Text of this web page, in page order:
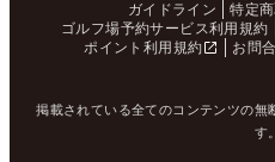
ガイドライン
特定
ゴルフ場予約サービス利用規約
ポイント利用規約
お問
掲載されている全てのコンテンツの無
す。